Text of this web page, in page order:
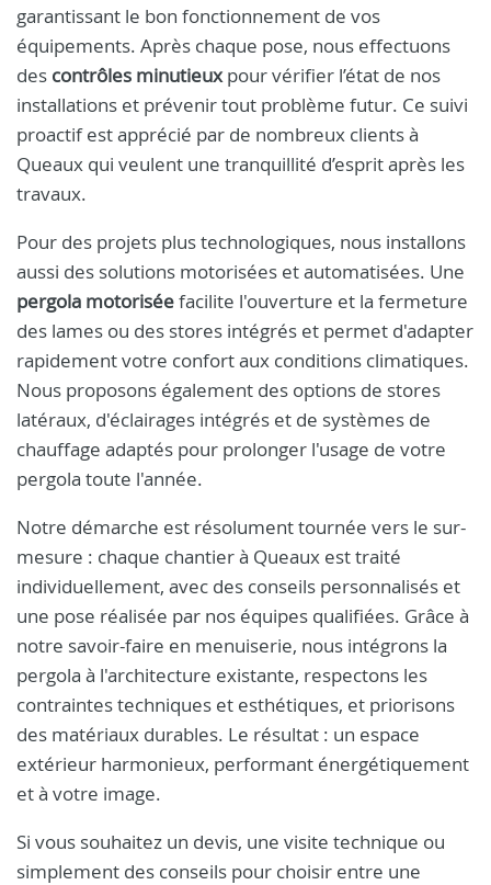
garantissant le bon fonctionnement de vos
équipements. Après chaque pose, nous effectuons
des contrôles minutieuxpour vérifier l’état de nos
installations et prévenir tout problème futur. Ce suivi
proactif est apprécié par de nombreux clients à
Queaux qui veulent une tranquillité d’esprit après les
travaux.
Pour des projets plus technologiques, nous installons
aussi des solutions motorisées et automatisées. Une
pergola motoriséefacilite l'ouverture et la fermeture
des lames ou des stores intégrés et permet d'adapter
rapidement votre confort aux conditions climatiques.
Nous proposons également des options de stores
latéraux, d'éclairages intégrés et de systèmes de
chauffage adaptés pour prolonger l'usage de votre
pergola toute l'année.
Notre démarche est résolument tournée vers le sur-
mesure : chaque chantier à Queaux est traité
individuellement, avec des conseils personnalisés et
une pose réalisée par nos équipes qualifiées. Grâce à
notre savoir-faire en menuiserie, nous intégrons la
pergola à l'architecture existante, respectons les
contraintes techniques et esthétiques, et priorisons
des matériaux durables. Le résultat : un espace
extérieur harmonieux, performant énergétiquement
et à votre image.
Si vous souhaitez un devis, une visite technique ou
simplement des conseils pour choisir entre une